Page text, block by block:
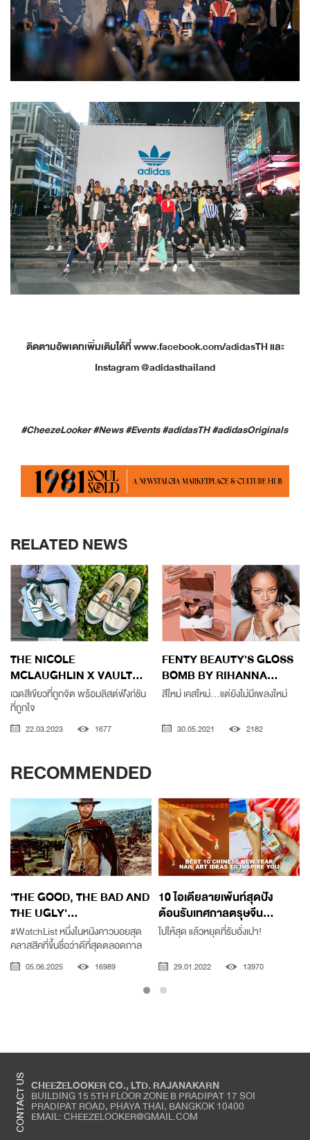
ติดตามอัพเดทเพิ่มเติมได้ที่ www.facebook.com/adidasTH และ
Instagram @adidasthailand
#CheezeLooker #News #Events #adidasTH #adidasOriginals
RELATED NEWS
THE NICOLE
MCLAUGHLIN X VAULT...
เฉดสีเขียวที่ถูกจิต พร้อมลิสต์ฟังก์ชัน
ที่ถูกใจ
22.03.2023 1677
FENTY BEAUTY'S GLOSS
BOMB BY RIHANNA...
สีใหม่ เคสใหม่...แต่ยังไม่มีเพลงใหม่
30.05.2021 2182
RECOMMENDED
'THE GOOD, THE BAD AND
THE UGLY'...
#WatchList หนึ่งในหนังคาวบอยสุด
คลาสสิคที่ขึ้นชื่อว่าดีที่สุดตลอดกาล
05.06.2025 16989
10 ไอเดียลายเพ้นท์สุดปัง
ต้อนรับเทศกาลตรุษจีน...
ไปให้สุด แล้วหยุดที่รับอั่งเปา!
29.01.2022 13970
CONTACT US CHEEZELOOKER CO., LTD. RAJANAKARN
BUILDING 15 5TH FLOOR ZONE B PRADIPAT 17 SOI
PRADIPAT ROAD, PHAYA THAI, BANGKOK 10400
EMAIL: CHEEZELOOKER@GMAIL.COM